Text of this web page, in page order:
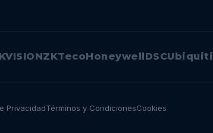
ZKTecoHoneywell DSCUbiquiti
PrivacidadTérminos y CondicionesCookies